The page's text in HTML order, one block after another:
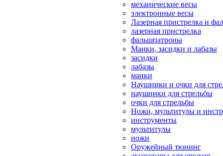
механические весы
электронные весы
Лазерная пристрелка и
лазерная пристрелка
фальшпатроны
Манки, засидки и лабазы
засидки
лабазы
манки
Наушники и очки для
наушники для стрельбы
очки для стрельбы
Ножи, мультитулы и
инструменты
мультитулы
ножи
Оружейный тюнинг